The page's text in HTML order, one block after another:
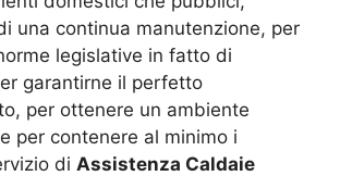
una continua manutenzione, per
legislative in fatto di
garantirne il perfetto
per ottenere un ambiente
per contenere al minimo i
di Assistenza Caldaie